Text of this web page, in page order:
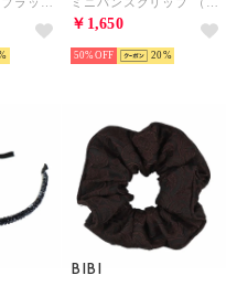
￥1,650
50% 20
BIBI